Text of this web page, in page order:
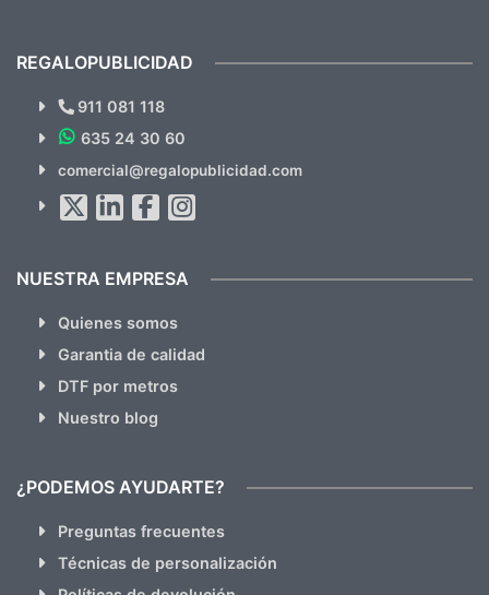
¿Quieres ver nuestras últimas
Novedades y Ofertas?
hacemos Spam)
REGALOPUBLICIDAD
911 081 118
635 24 30 60
comercial@regalopublicidad.com
NUESTRA EMPRESA
Quienes somos
Garantia de calidad
DTF por metros
Nuestro blog
¿PODEMOS AYUDARTE?
Preguntas frecuentes
Técnicas de personalización